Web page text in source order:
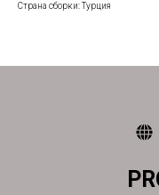
Страна сборки: Турция